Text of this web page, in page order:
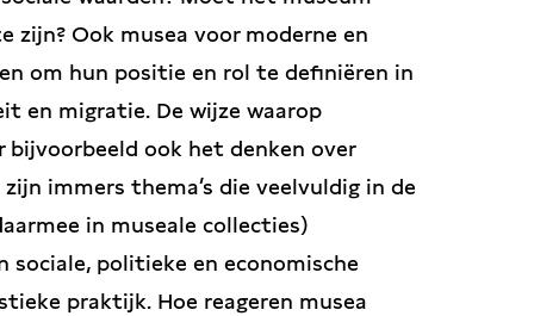
zijn? Ook musea voor moderne en
om hun positie en rol te definiëren in
en migratie. De wijze waarop
ook het denken over
zijn immers thema’s die veelvuldig in de
in museale collecties)
politieke en economische
praktijk. Hoe reageren musea